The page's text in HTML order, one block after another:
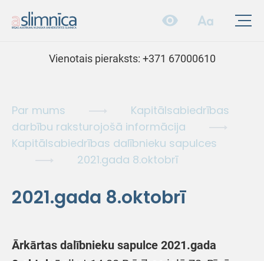
Vienotais pieraksts: +371 67000610
Par mums
Kapitālsabiedrības
darbību raksturojošā informācija
Kapitālsabiedrības dalībnieku sapulces
2021.gada 8.oktobrī
2021.gada 8.oktobrī
Ārkārtas dalībnieku sapulce 2021.gada